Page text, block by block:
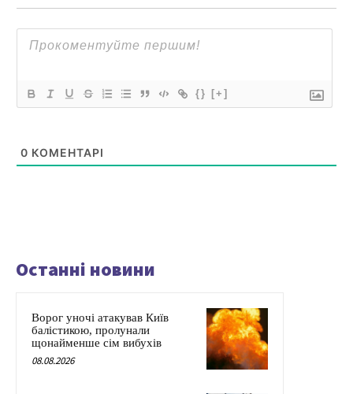
{} [+]
0 КОМЕНТАРІ
Останні новини
Ворог уночі атакував Київ
балістикою, пролунали
щонайменше сім вибухів
08.08.2026